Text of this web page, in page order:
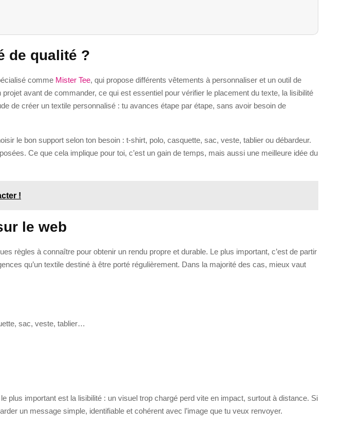
de qualité ?
comme Mister Tee, qui propose différents vêtements à personnaliser et un outil de
avant de commander, ce qui est essentiel pour vérifier le placement du texte, la lisibilité
de créer un textile personnalisé : tu avances étape par étape, sans avoir besoin de
le bon support selon ton besoin : t-shirt, polo, casquette, sac, veste, tablier ou débardeur.
Ce que cela implique pour toi, c’est un gain de temps, mais aussi une meilleure idée du
!
le web
règles à connaître pour obtenir un rendu propre et durable. Le plus important, c’est de partir
qu’un textile destiné à être porté régulièrement. Dans la majorité des cas, mieux vaut
sac, veste, tablier…
plus important est la lisibilité : un visuel trop chargé perd vite en impact, surtout à distance. Si
un message simple, identifiable et cohérent avec l’image que tu veux renvoyer.